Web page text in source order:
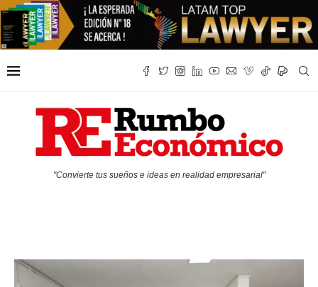
"Convierte tus sueños e ideas en realidad empresarial"